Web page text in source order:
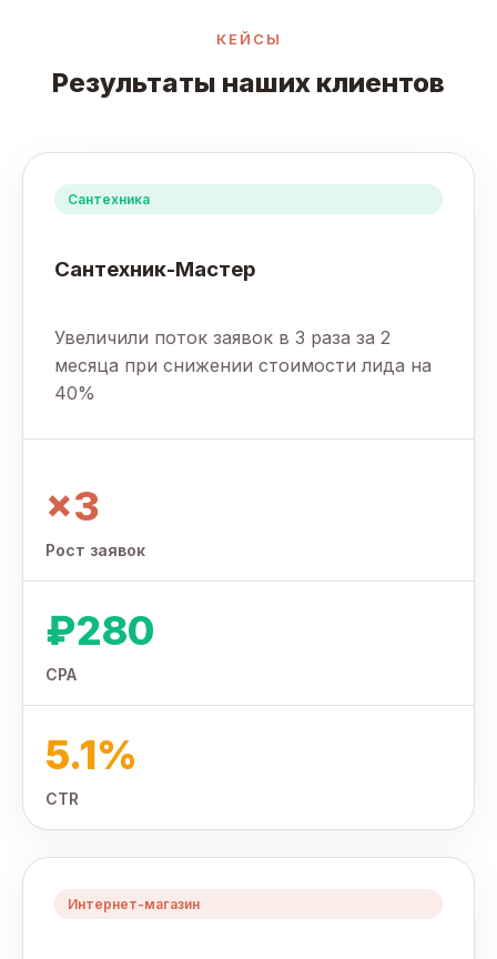
КЕЙСЫ
Результаты наших клиентов
Сантехника
Сантехник-Мастер
Увеличили поток заявок в 3 раза за 2
месяца при снижении стоимости лида на
40%
×3
Рост заявок
₽280
CPA
5.1%
CTR
Интернет-магазин